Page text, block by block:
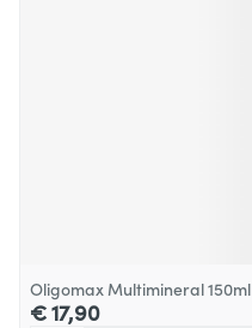
Oligomax Multimineral 150ml
€ 17,90